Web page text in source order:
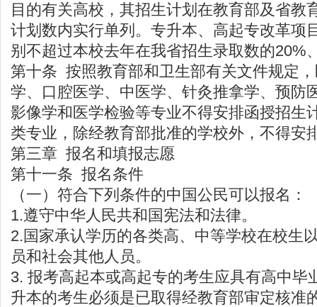
目的有关高校，其招生计划在教育部及省教
计划数内实行单列。专升本、高起专改革项
别不超过本校去年在我省招生录取数的20%
第十条 按照教育部和卫生部有关文件规定
学、口腔医学、中医学、针灸推拿学、预防
影像学和医学检验等专业不得安排函授招生
类专业，除经教育部批准的学校外，不得安
第三章 报名和填报志愿
第十一条 报名条件
（一）符合下列条件的中国公民可以报名：
1.遵守中华人民共和国宪法和法律。
2.国家承认学历的各类高、中等学校在校生
员和社会其他人员。
3. 报考高起本或高起专的考生应具有高中毕
升本的考生必须是已取得经教育部审定核准